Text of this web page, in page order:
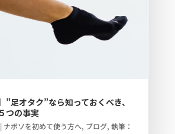
”足オタク”なら知っておくべき、
つの事実
| ナボソを初めて使う方へ, ブログ, 執筆：